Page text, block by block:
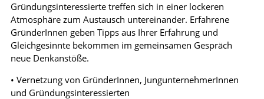
Gründungsinteressierte treffen sich in einer lockeren
Atmosphäre zum Austausch untereinander. Erfahrene
GründerInnen geben Tipps aus Ihrer Erfahrung und
Gleichgesinnte bekommen im gemeinsamen Gespräch
neue Denkanstöße.
• Vernetzung von GründerInnen, JungunternehmerInnen
und Gründungsinteressierten